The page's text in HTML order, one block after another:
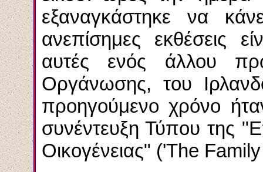
εξαναγκάστηκε να
ανεπίσημες εκθέσεις
αυτές ενός άλλου
Οργάνωσης, του
προηγούμενο χρόνο
συνέντευξη Τύπου της
Οικογένειας" ('The